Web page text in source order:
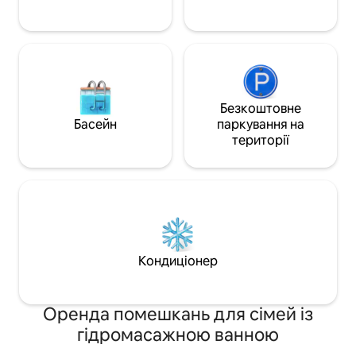
Басейн
Безкоштовне
паркування на
території
Кондиціонер
Оренда помешкань для сімей із
гідромасажною ванною